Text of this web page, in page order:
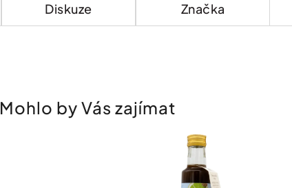
Diskuze Značka
Mohlo by Vás zajímat
Chcete získat
Stačí se přihlásit do newsletteru
a výhody od nás dostanete.